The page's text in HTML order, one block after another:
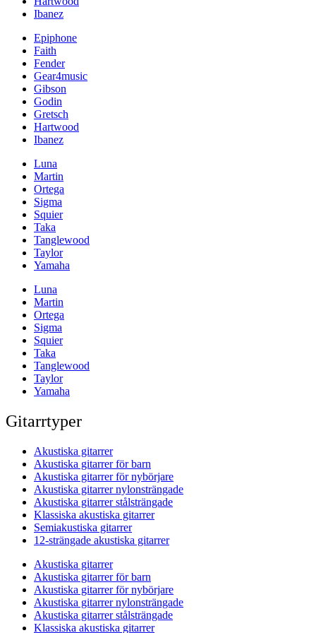
Ibanez
Epiphone
Faith
Fender
Gear4music
Gibson
Godin
Gretsch
Hartwood
Ibanez
Luna
Martin
Ortega
Sigma
Squier
Taka
Tanglewood
Taylor
Yamaha
Luna
Martin
Ortega
Sigma
Squier
Taka
Tanglewood
Taylor
Yamaha
Gitarrtyper
Akustiska gitarrer
Akustiska gitarrer för barn
Akustiska gitarrer för nybörjare
Akustiska gitarrer nylonsträngade
Akustiska gitarrer stålsträngade
Klassiska akustiska gitarrer
Semiakustiska gitarrer
12-strängade akustiska gitarrer
Akustiska gitarrer
Akustiska gitarrer för barn
Akustiska gitarrer för nybörjare
Akustiska gitarrer nylonsträngade
Akustiska gitarrer stålsträngade
Klassiska akustiska gitarrer